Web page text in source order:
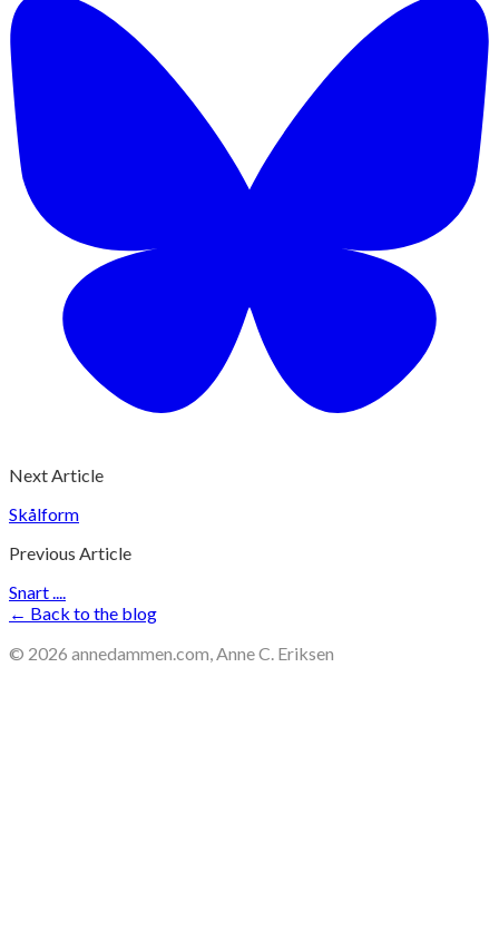
Next Article
Skålform
Previous Article
Snart ....
← Back to the blog
© 2026 annedammen.com, Anne C. Eriksen